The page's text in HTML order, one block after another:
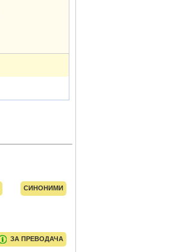
СИНОНИМИ
ЗА ПРЕВОДАЧА